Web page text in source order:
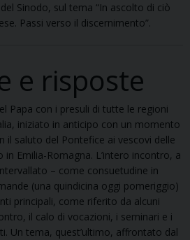
Sinodo, sul tema “In ascolto di ciò
Passi verso il discernimento”.
e risposte
Papa con i presuli di tutte le regioni
iniziato in anticipo con un momento
il saluto del Pontefice ai vescovi delle
Emilia-Romagna. L’intero incontro, a
– come consuetudine in
(una quindicina oggi pomeriggio)
principali, come riferito da alcuni
il calo di vocazioni, i seminari e i
Un tema, quest’ultimo, affrontato dal